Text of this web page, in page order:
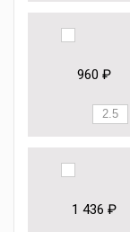
960 ₽
1 436 ₽